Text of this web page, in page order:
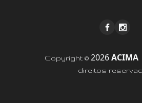
Copyright © 2026ACIMA
direitos